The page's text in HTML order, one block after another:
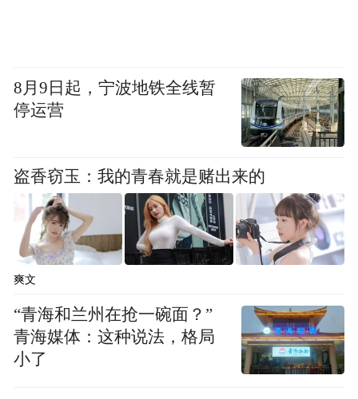
8月9日起，宁波地铁全线暂
停运营
盗香窃玉：我的青春就是赌出来的
爽文
“青海和兰州在抢一碗面？”
青海媒体：这种说法，格局
小了